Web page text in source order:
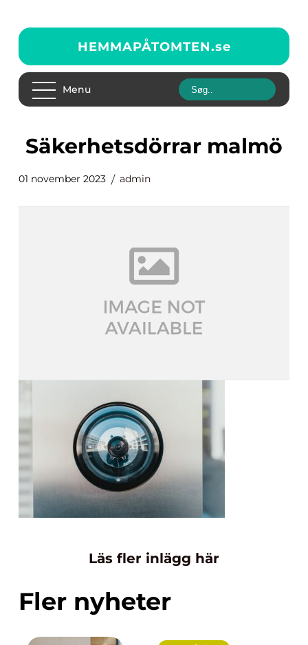
HEMMAPÅTOMTEN.se
Menu
Säkerhetsdörrar malmö
01 november 2023 admin
Läs fler inlägg här
Fler nyheter